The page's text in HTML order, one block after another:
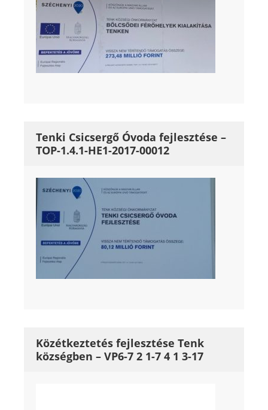
Tenki Csicsergő Óvoda fejlesztése –
TOP-1.4.1-HE1-2017-00012
Közétkeztetés fejlesztése Tenk
községben – VP6-7 2 1-7 4 1 3-17